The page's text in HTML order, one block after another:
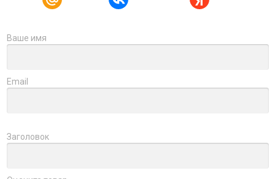
Ваше имя
Email
Заголовок